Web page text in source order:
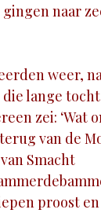
naar
weer,
die lange
zei: ‘Wat
van de
Smacht
proost